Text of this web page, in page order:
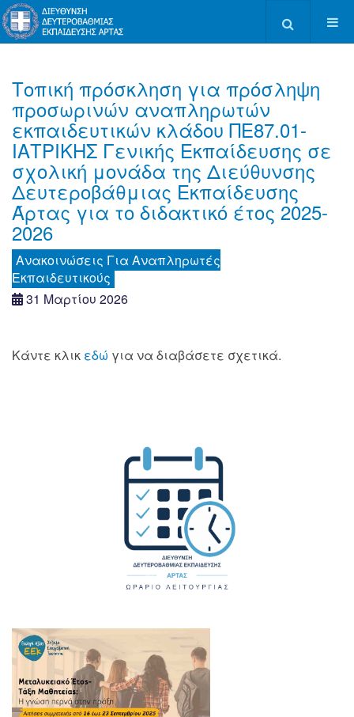
Τοπική πρόσκληση για πρόσληψη
προσωρινών αναπληρωτών
εκπαιδευτικών κλάδου ΠΕ87.01-
ΙΑΤΡΙΚΗΣ Γενικής Εκπαίδευσης σε
σχολική μονάδα της Διεύθυνσης
Δευτεροβάθμιας Εκπαίδευσης
Άρτας για το διδακτικό έτος 2025-
2026
Aνακοινώσεις Για Αναπληρωτές
Εκπαιδευτικούς
31 Μαρτίου 2026
Κάντε κλικ εδώ για να διαβάσετε σχετικά.